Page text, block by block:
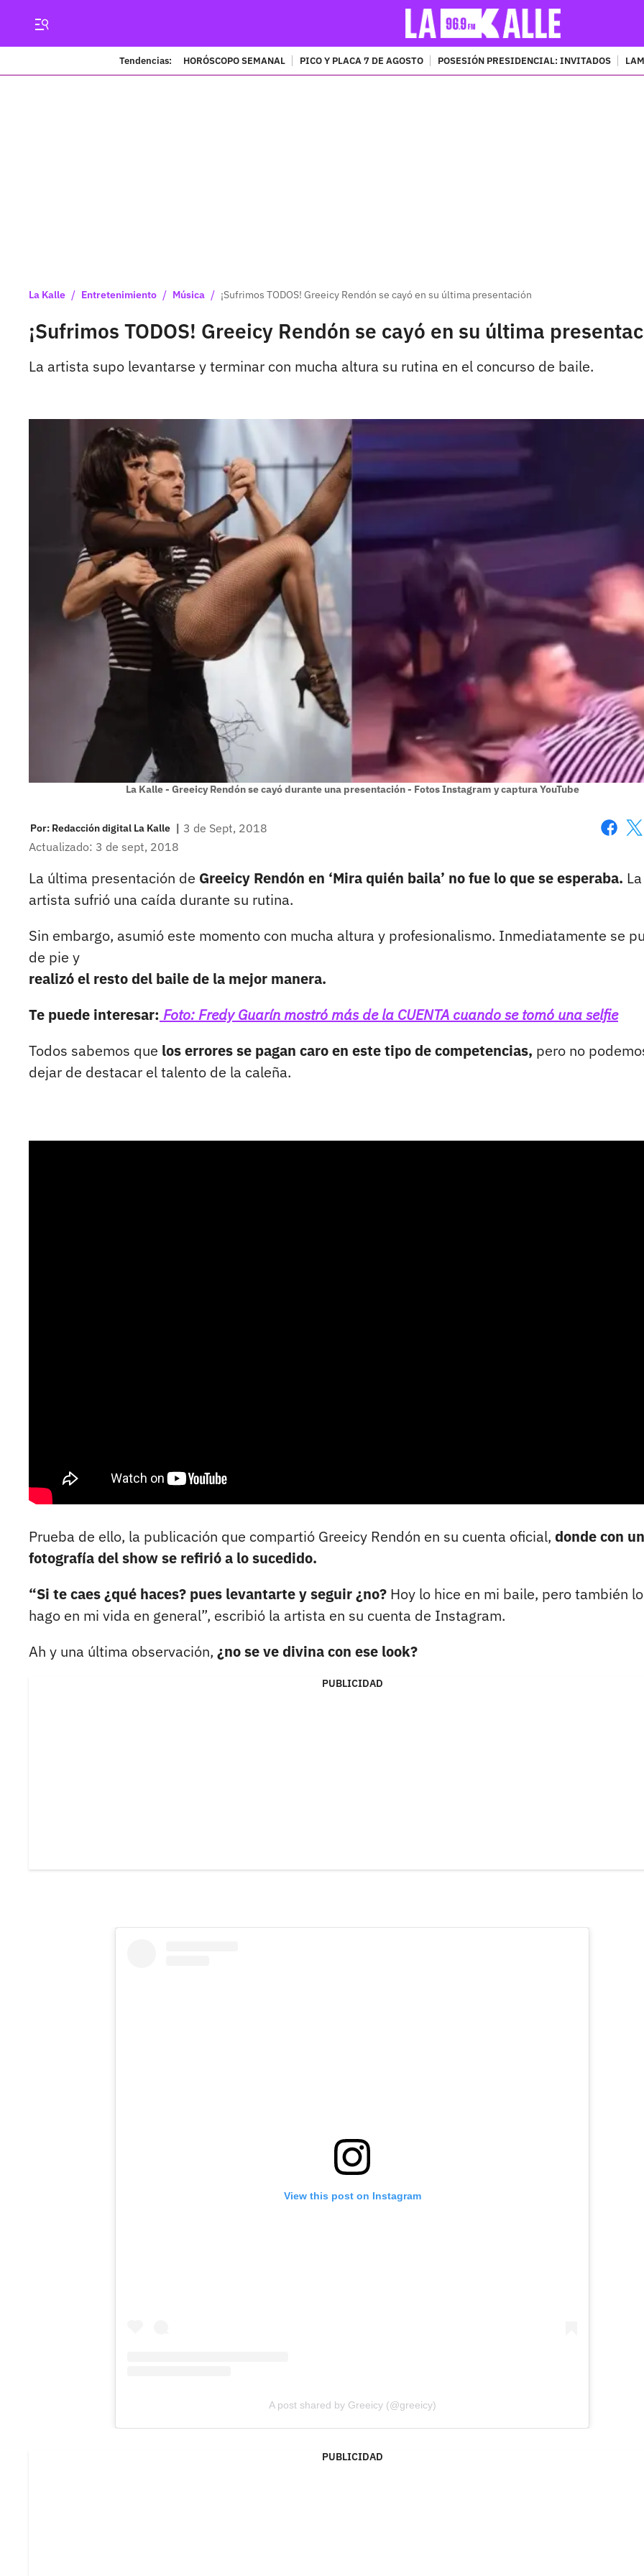
Tendencias: HORÓSCOPO SEMANAL PICO Y PLACA 7 DE AGOSTO POSESIÓN PRESIDENCIAL: INVITADOS
La Kalle / Entretenimiento / Música / ¡Sufrimos TODOS! Greeicy Rendón se cayó en su última presentación
¡Sufrimos TODOS! Greeicy Rendón se cayó en su última
La artista supo levantarse y terminar con mucha altura su rutina en el concurso de baile.
La Kalle - Greeicy Rendón se cayó durante una presentación - Fotos Instagram y captura YouTube
Por: Redacción digital La Kalle | 3 de Sept, 2018
Actualizado: 3 de sept, 2018
La última presentación de Greeicy Rendón en ‘Mira quién baila’ no fue lo que se esperaba. La
artista sufrió una caída durante su rutina.
Sin embargo, asumió este momento con mucha altura y profesionalismo. Inmediatamente se
de pie y
realizó el resto del baile de la mejor manera.
Te puede interesar: Foto: Fredy Guarín mostró más de la CUENTA cuando se tomó una selfie
Todos sabemos que los errores se pagan caro en este tipo de competencias, pero no
dejar de destacar el talento de la caleña.
Prueba de ello, la publicación que compartió Greeicy Rendón en su cuenta oficial, donde con
fotografía del show se refirió a lo sucedido.
“Si te caes ¿qué haces? pues levantarte y seguir ¿no? Hoy lo hice en mi baile, pero también lo
hago en mi vida en general”, escribió la artista en su cuenta de Instagram.
Ah y una última observación, ¿no se ve divina con ese look?
PUBLICIDAD
View this post on Instagram
A post shared by Greeicy (@greeicy)
PUBLICIDAD